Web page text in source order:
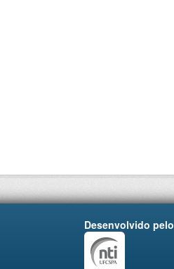
Desenvolvido pelo